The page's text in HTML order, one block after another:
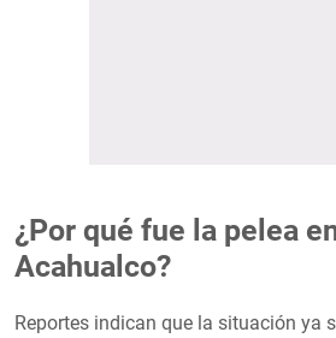
¿Por qué fue la pelea
Acahualco?
Reportes indican que la situación ya